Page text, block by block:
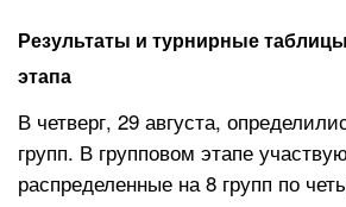
Результаты и турнирные
этапа
В четверг, 29 августа,
групп. В групповом этапе
распределенные на 8 групп по